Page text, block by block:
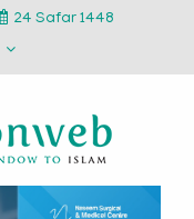
24 Safar 1448